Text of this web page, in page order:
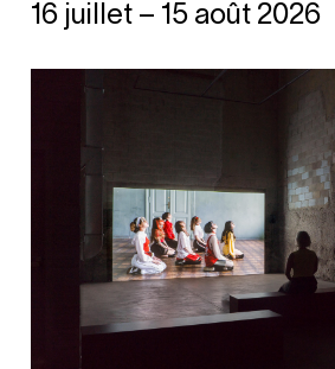
16 juillet – 15 août 2026